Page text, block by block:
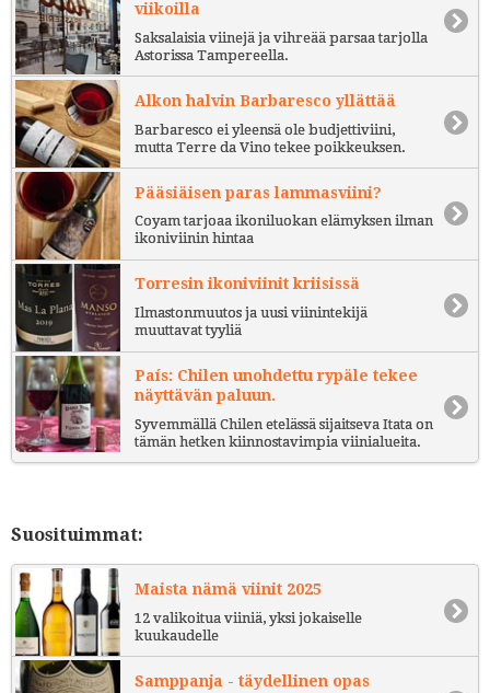
viikoilla
Saksalaisia viinejä ja vihreää parsaa tarjolla
Astorissa Tampereella.
Alkon halvin Barbaresco yllättää
Barbaresco ei yleensä ole budjettiviini,
mutta Terre da Vino tekee poikkeuksen.
Pääsiäisen paras lammasviini?
Coyam tarjoaa ikoniluokan elämyksen ilman
ikoniviinin hintaa
Torresin ikoniviinit kriisissä
Ilmastonmuutos ja uusi viinintekijä
muuttavat tyyliä
País: Chilen unohdettu rypäle tekee
näyttävän paluun.
Syvemmällä Chilen etelässä sijaitseva Itata on
tämän hetken kiinnostavimpia viinialueita.
Suosituimmat:
Maista nämä viinit 2025
12 valikoitua viiniä, yksi jokaiselle
kuukaudelle
Samppanja - täydellinen opas